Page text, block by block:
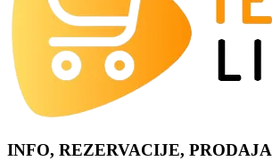
INFO, REZERVACIJE, PRODAJA